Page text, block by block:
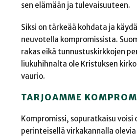
sen elämään ja tulevaisuuteen.
Siksi on tärkeää kohdata ja
neuvotella kompromissista.
rakas eikä tunnustuskirkkojen
liukuhihnalta ole Kristuksen
vaurio.
TARJOAMME
Kompromissi, sopuratkaisu voisi
perinteisellä virkakannalla